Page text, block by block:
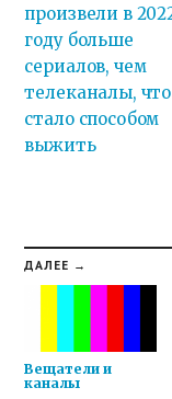
произвели в
году больше
сериалов, чем
телеканалы, что
стало способом
выжить
ДАЛЕЕ →
Вещатели и
каналы